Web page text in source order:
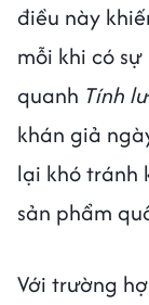
điều này
mỗi khi có
quanh Tính
khán giả
lại khó tránh
sản phẩm
Với trường